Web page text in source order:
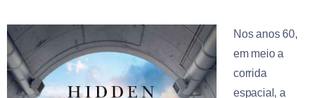
Nos anos 60,
em meio a
corrida
espacial, a